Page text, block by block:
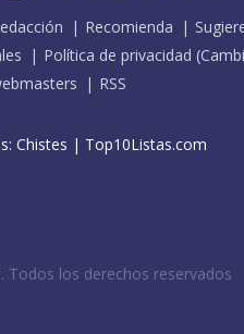
Recomienda
Política de privacidad (
RSS
Chistes | Top10Listas.com
Todos los derechos reservados